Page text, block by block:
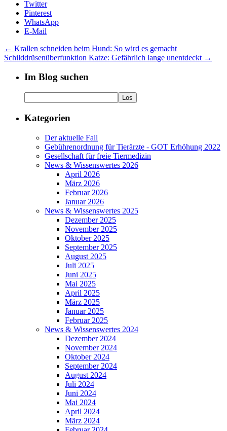
Twitter
Pinterest
WhatsApp
E-Mail
← Krallen schneiden beim Hund: So wird es gemacht
Schilddrüsenüberfunktion Katze: Gefährlich lange unentdeckt →
Im Blog suchen
Kategorien
Der aktuelle Fall
Gebührenordnung für Tierärzte - GOT Erhöhung 2022
Gesellschaft für freie Tiermedizin
News & Wissenswertes 2026
April 2026
März 2026
Februar 2026
Januar 2026
News & Wissenswertes 2025
Dezember 2025
November 2025
Oktober 2025
September 2025
August 2025
Juli 2025
Juni 2025
Mai 2025
April 2025
März 2025
Januar 2025
Februar 2025
News & Wissenswertes 2024
Dezember 2024
November 2024
Oktober 2024
September 2024
August 2024
Juli 2024
Juni 2024
Mai 2024
April 2024
März 2024